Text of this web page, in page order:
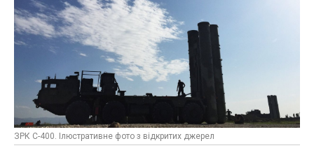
ЗРК С-400. Ілюстративне фото з відкритих джерел